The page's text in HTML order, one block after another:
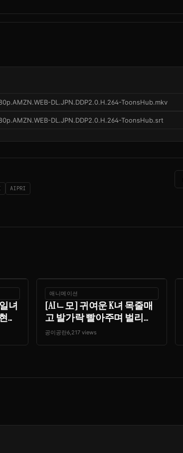
DL.JPN.DDP2.0.H.264-ToonsHub.mkv
DL.JPN.DDP2.0.H.264-ToonsHub.srt
AIPRI
녀
...
애니메이션
[AIㄴ모] 귀여운 K녀 목줄매
고 발가락 빨아주며 벌리...
공이공란6,217 views